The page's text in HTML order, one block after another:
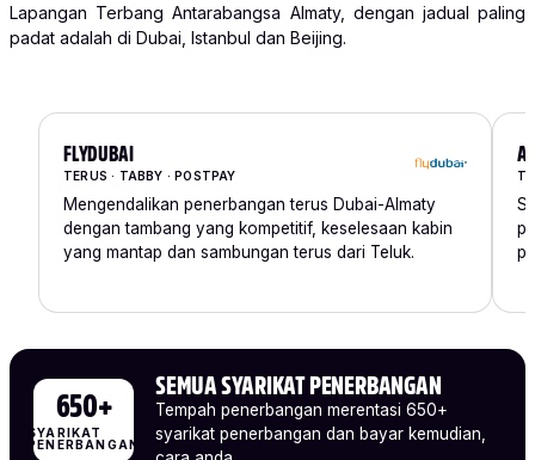
Lapangan Terbang Antarabangsa Almaty, dengan jadual paling
padat adalah di Dubai, Istanbul dan Beijing.
FLYDUBAI
TERUS · TABBY · POSTPAY
Mengendalikan penerbangan terus Dubai-Almaty
dengan tambang yang kompetitif, keselesaan kabin
yang mantap dan sambungan terus dari Teluk.
650+
SYARIKAT
PENERBANGAN
SEMUA SYARIKAT PENERBANGAN
Tempah penerbangan merentasi 650+
syarikat penerbangan dan bayar kemudian,